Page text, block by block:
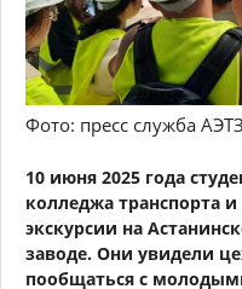
Фото: пресс служба АЭТЗ
10 июня 2025 года
колледжа транспорта
экскурсии на
заводе. Они увидели
пообщаться с